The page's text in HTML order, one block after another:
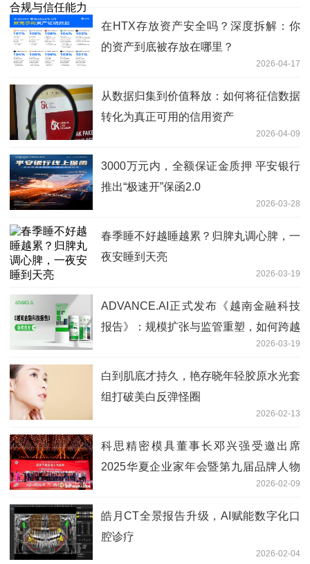
在HTX存放资产安全吗？深度拆解：你
的资产到底被存放在哪里？
2026-04-17
从数据归集到价值释放：如何将征信数据
转化为真正可用的信用资产
2026-04-09
3000万元内，全额保证金质押 平安银行
推出“极速开”保函2.0
2026-03-28
春季睡不好越睡越累？归脾丸调心脾，一
夜安睡到天亮
2026-03-19
ADVANCE.AI正式发布《越南金融科技
报告》：规模扩张与监管重塑，如何跨越
2026-03-19
白到肌底才持久，艳存晓年轻胶原水光套
组打破美白反弹怪圈
2026-02-13
科思精密模具董事长邓兴强受邀出席
2025华夏企业家年会暨第九届品牌人物
2026-02-09
皓月CT全景报告升级，AI赋能数字化口
腔诊疗
2026-02-04